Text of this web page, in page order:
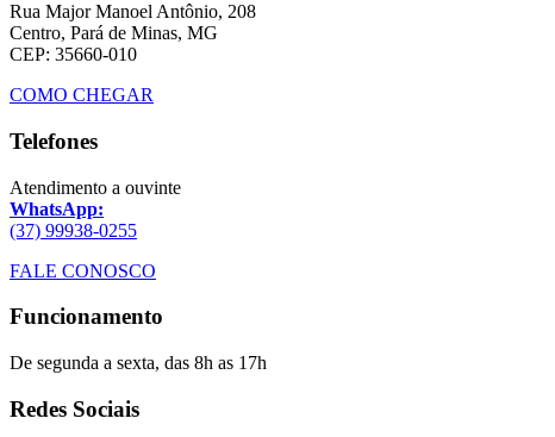
Rua Major Manoel Antônio, 208
Centro, Pará de Minas, MG
CEP: 35660-010
COMO CHEGAR
Telefones
Atendimento a ouvinte
WhatsApp:
(37) 99938-0255
FALE CONOSCO
Funcionamento
De segunda a sexta, das 8h as 17h
Redes Sociais